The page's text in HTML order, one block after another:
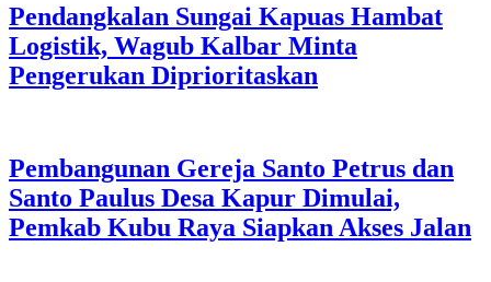
Pendangkalan Sungai Kapuas Hambat
Logistik, Wagub Kalbar Minta
Pengerukan Diprioritaskan
Pembangunan Gereja Santo Petrus dan
Santo Paulus Desa Kapur Dimulai,
Pemkab Kubu Raya Siapkan Akses Jalan